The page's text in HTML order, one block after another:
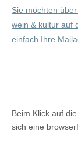
Sie möchten
wein & kultur auf
einfach Ihre
Beim Klick auf
sich eine